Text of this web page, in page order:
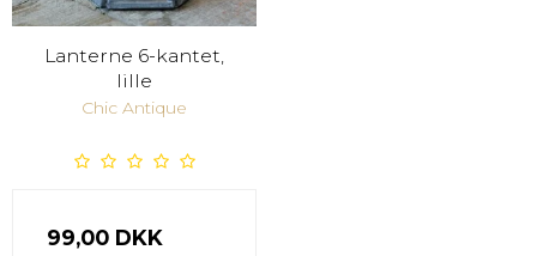
Lanterne 6-kantet,
lille
Chic Antique
99,00 DKK